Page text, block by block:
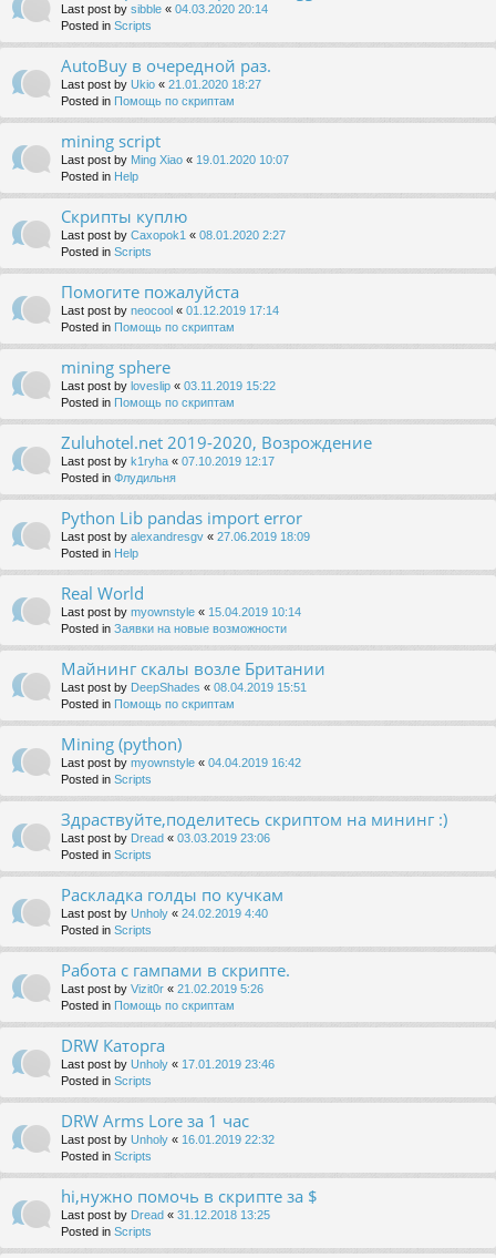
Last post by sibble « 04.03.2020 20:14
Posted in Scripts
AutoBuy в очередной раз.
Last post by Ukio « 21.01.2020 18:27
Posted in Помощь по скриптам
mining script
Last post by Ming Xiao « 19.01.2020 10:07
Posted in Help
Скрипты куплю
Last post by Caxopok1 « 08.01.2020 2:27
Posted in Scripts
Помогите пожалуйста
Last post by neocool « 01.12.2019 17:14
Posted in Помощь по скриптам
mining sphere
Last post by loveslip « 03.11.2019 15:22
Posted in Помощь по скриптам
Zuluhotel.net 2019-2020, Возрождение
Last post by k1ryha « 07.10.2019 12:17
Posted in Флудильня
Python Lib pandas import error
Last post by alexandresgv « 27.06.2019 18:09
Posted in Help
Real World
Last post by myownstyle « 15.04.2019 10:14
Posted in Заявки на новые возможности
Майнинг скалы возле Британии
Last post by DeepShades « 08.04.2019 15:51
Posted in Помощь по скриптам
Mining (python)
Last post by myownstyle « 04.04.2019 16:42
Posted in Scripts
Здраствуйте,поделитесь скриптом на мининг :)
Last post by Dread « 03.03.2019 23:06
Posted in Scripts
Раскладка голды по кучкам
Last post by Unholy « 24.02.2019 4:40
Posted in Scripts
Работа с гампами в скрипте.
Last post by Vizit0r « 21.02.2019 5:26
Posted in Помощь по скриптам
DRW Каторга
Last post by Unholy « 17.01.2019 23:46
Posted in Scripts
DRW Arms Lore за 1 час
Last post by Unholy « 16.01.2019 22:32
Posted in Scripts
hi,нужно помочь в скрипте за $
Last post by Dread « 31.12.2018 13:25
Posted in Scripts